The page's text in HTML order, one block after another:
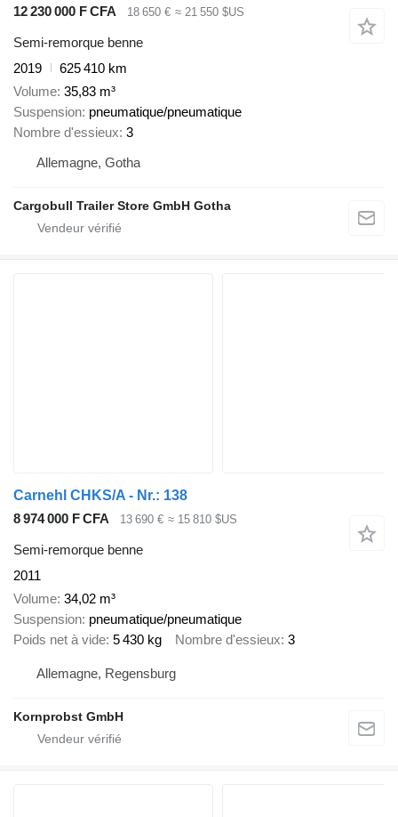
12 230 000 F CFA
18 650 € ≈ 21 550 $US
Semi-remorque benne
2019
625 410 km
Volume 35,83 m³
Suspension pneumatique/pneumatique
Nombre d'essieux 3
Allemagne, Gotha
Cargobull Trailer Store GmbH Gotha
Carnehl CHKS/A - Nr.: 138
8 974 000 F CFA
13 690 € ≈ 15 810 $US
Semi-remorque benne
2011
Volume 34,02 m³
Suspension pneumatique/pneumatique
Poids net à vide 5 430 kg Nombre d'essieux 3
Allemagne, Regensburg
Kornprobst GmbH